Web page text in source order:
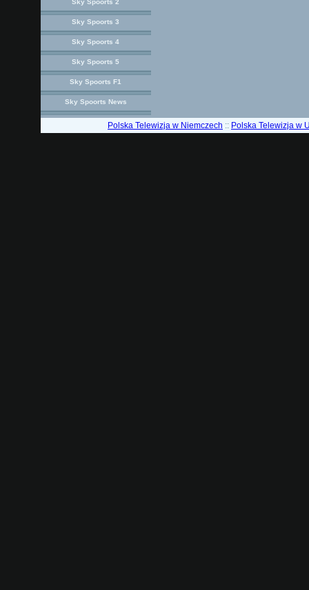
Sky Spoorts 2
Sky Spoorts 3
Sky Spoorts 4
Sky Spoorts 5
Sky Spoorts F1
Sky Spoorts News
Polska Telewizja w Niemczech :: Polska Telewizja w